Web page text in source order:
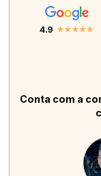
Conta com a